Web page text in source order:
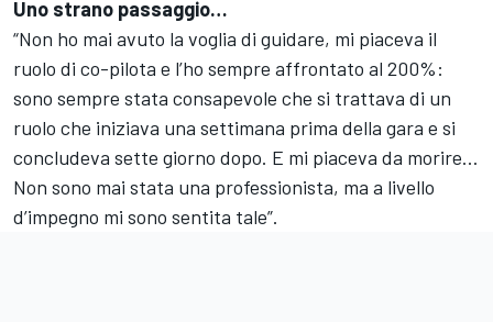
Uno strano passaggio…
“Non ho mai avuto la voglia di guidare, mi piaceva il
ruolo di co-pilota e l’ho sempre affrontato al 200%:
sono sempre stata consapevole che si trattava di un
ruolo che iniziava una settimana prima della gara e si
concludeva sette giorno dopo. E mi piaceva da morire…
Non sono mai stata una professionista, ma a livello
d’impegno mi sono sentita tale”.